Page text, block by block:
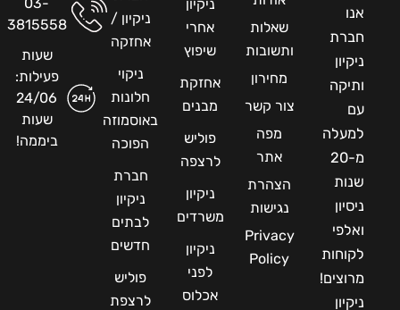
אנו
חברת
ניקיון
ותיקה
עם
למעלה
מ-20
שנות
ניסיון
ואלפי
לקוחות
מרוצים!
ניקיון
שאלות
ותשובות
מחירון
צור קשר
מפה
אתר
הצהרת
נגישות
Privacy
Policy
ניקיון
אחרי
שיפוץ
אחזקת
מבנים
פוליש
לרצפה
ניקיון
משרדים
ניקיון
לפני
אכלוס
ניקיון /
אחזקה
ניקוי
חלונות
באוסמוזה
הפוכה
חברת
ניקיון
לבתים
חדשים
פוליש
לרצפת
3815558
שעות
פעילות:
24/06
שעות
ביממה!